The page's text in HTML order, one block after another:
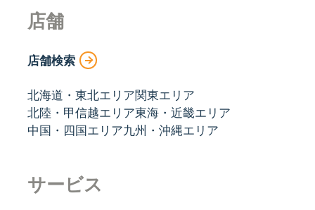
店舗
店舗検索
北海道・東北エリア関東エリア
北陸・甲信越エリア東海・近畿エリア
中国・四国エリア九州・沖縄エリア
サービス